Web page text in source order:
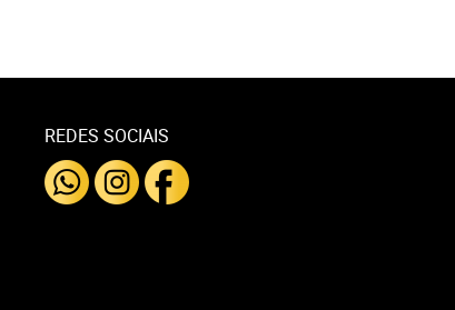
REDES SOCIAIS